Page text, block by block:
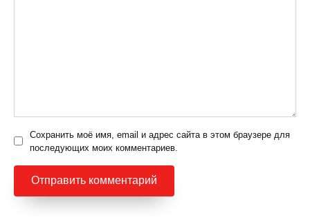
Сохранить моё имя, email и адрес сайта в этом браузере для
последующих моих комментариев.